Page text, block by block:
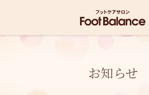
お知らせ